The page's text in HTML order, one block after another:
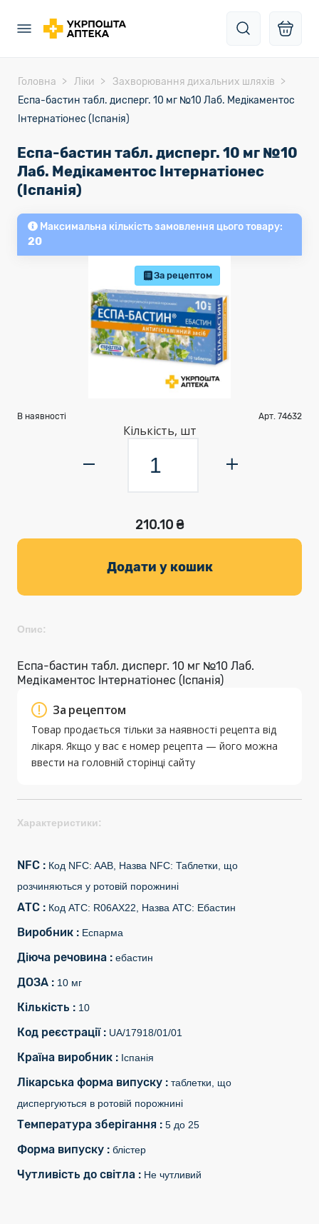
Головна Ліки
Захворювання дихальних шляхів
Еспа-бастин табл. дисперг. 10 мг №10 Лаб. Медікаментос
Інтернатіонес (Іспанія)
Еспа-бастин табл. дисперг. 10 мг №10
Лаб. Медікаментос Інтернатіонес
(Іспанія)
Максимальна кількість замовлення цього товару:
20
За рецептом
В наявності Арт. 74632
Кількість, шт
210.10 ₴
Додати у кошик
Опис:
Еспа-бастин табл. дисперг. 10 мг №10 Лаб.
Медікаментос Інтернатіонес (Іспанія)
За рецептом
Товар продається тільки за наявності рецепта від
лікаря. Якщо у вас є номер рецепта — його можна
ввести на головній сторінці сайту
Характеристики:
NFC : Код NFC: AAB, Назва NFC: Таблетки, що
розчиняються у ротовій порожнині
АТС : Код АТС: R06AX22, Назва АТС: Ебастин
Виробник : Еспарма
Діюча речовина : ебастин
ДОЗА : 10 мг
Кількість : 10
Код реєстрації : UA/17918/01/01
Країна виробник : Іспанія
Лікарська форма випуску : таблетки, що
диспергуються в ротовій порожнині
Температура зберігання : 5 до 25
Форма випуску : блістер
Чутливість до світла : Не чутливий